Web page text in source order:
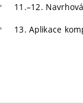
11.–12.
13. Aplikace